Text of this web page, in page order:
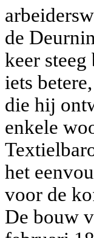
de
keer
iets
die hij
enkele
het
voor de
De bouw